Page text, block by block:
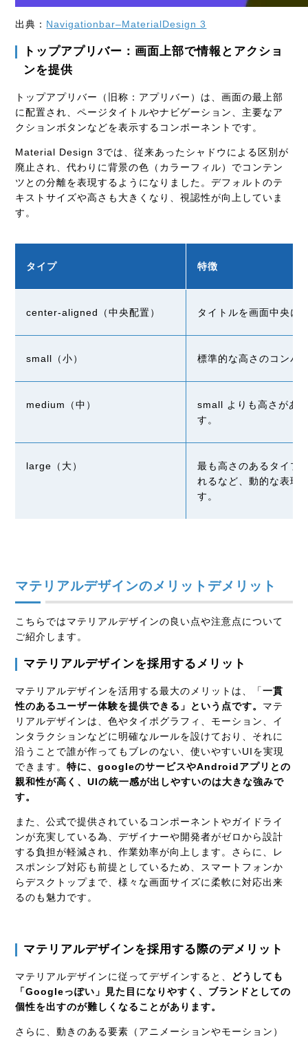
出典： Navigationbar–MaterialDesign 3
トップアプリバー：画面上部で情報とアクショ
ンを提供
トップアプリバー（旧称：アプリバー）は、画面の最上部
に配置され、ページタイトルやナビゲーション、主要なア
クションボタンなどを表示するコンポーネントです。
Material Design 3では、従来あったシャドウによる区別が
廃止され、代わりに背景の色（カラーフィル）でコンテン
ツとの分離を表現するようになりました。デフォルトのテ
キストサイズや高さも大きくなり、視認性が向上していま
す。
タイプ 特徴
center-aligned （中央配置） タイトルを画面中央に
small （小） 標準的な高さのコンパ
medium （中） small よりも高さがあ
す。
large （大）
最も高さのあるタイプ
れるなど、動的な表現
す。
マテリアルデザインのメリットデメリット
こちらではマテリアルデザインの良い点や注意点について
ご紹介します。
マテリアルデザインを採用するメリット
マテリアルデザインを活用する最大のメリットは、「一貫
性のあるユーザー体験を提供できる」という点です。 マテ
リアルデザインは、色やタイポグラフィ、モーション、イ
ンタラクションなどに明確なルールを設けており、それに
沿うことで誰が作ってもブレのない、使いやすいUIを実現
できます。特に、googleのサービスやAndroidアプリとの
親和性が高く、UIの統一感が出しやすいのは大きな強みで
す。
また、公式で提供されているコンポーネントやガイドライ
ンが充実している為、デザイナーや開発者がゼロから設計
する負担が軽減され、作業効率が向上します。さらに、レ
スポンシブ対応も前提としているため、スマートフォンか
らデスクトップまで、様々な画面サイズに柔軟に対応出来
るのも魅力です。
マテリアルデザインを採用する際のデメリット
マテリアルデザインに従ってデザインすると、
どうしても
「Googleっぽい」見た目になりやすく、ブランドとしての
個性を出すのが難しくなることがあります。
さらに、動きのある要素（アニメーションやモーション）